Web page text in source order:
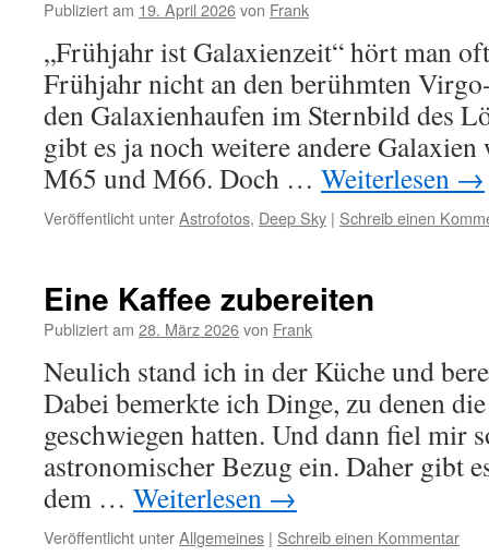
Publiziert am 19. April 2026von Frank
„Frühjahr ist Galaxienzeit“ hört man
Frühjahr nicht an den berühmten
den Galaxienhaufen im Sternbild des
gibt es ja noch weitere andere Galaxien
M65 und M66. Doch … Weiterlesen →
Veröffentlicht unterAstrofotos, Deep Sky | Schreib einen
Eine Kaffee zubereiten
Publiziert am 28. März 2026von Frank
Neulich stand ich in der Küche und
Dabei bemerkte ich Dinge, zu denen
geschwiegen hatten. Und dann fiel mir
astronomischer Bezug ein. Daher gibt
dem … Weiterlesen →
Veröffentlicht unterAllgemeines | Schreib einen Kommentar